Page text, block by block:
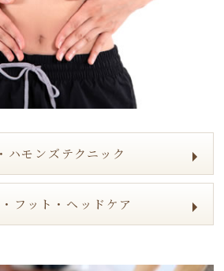
ハモンズテクニック
フット・ヘッドケア